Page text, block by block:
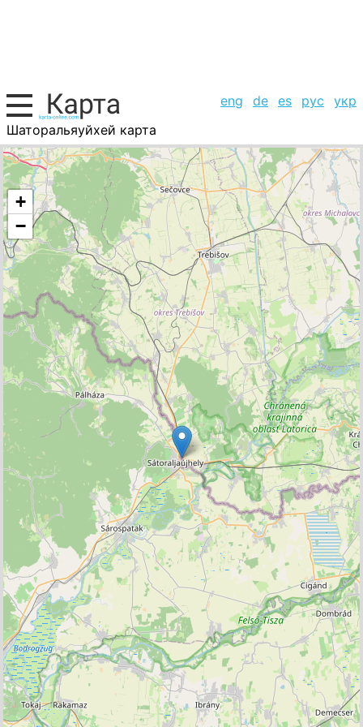
eng de es рус
укр
Шаторальяуйхей карта
Венгрия, список городов
+
−